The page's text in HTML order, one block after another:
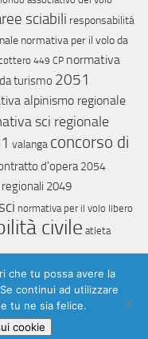
sciabili responsabilitá
normativa per il volo da
449 CP normativa
turismo 2051
alpinismo regionale
sci regionale
valanga concorso di
d'opera 2054
2049
normativa per il volo libero
civile atleta
riservati.
che tu possa avere la
continui ad utilizzare
tu ne sia felice.
cookie